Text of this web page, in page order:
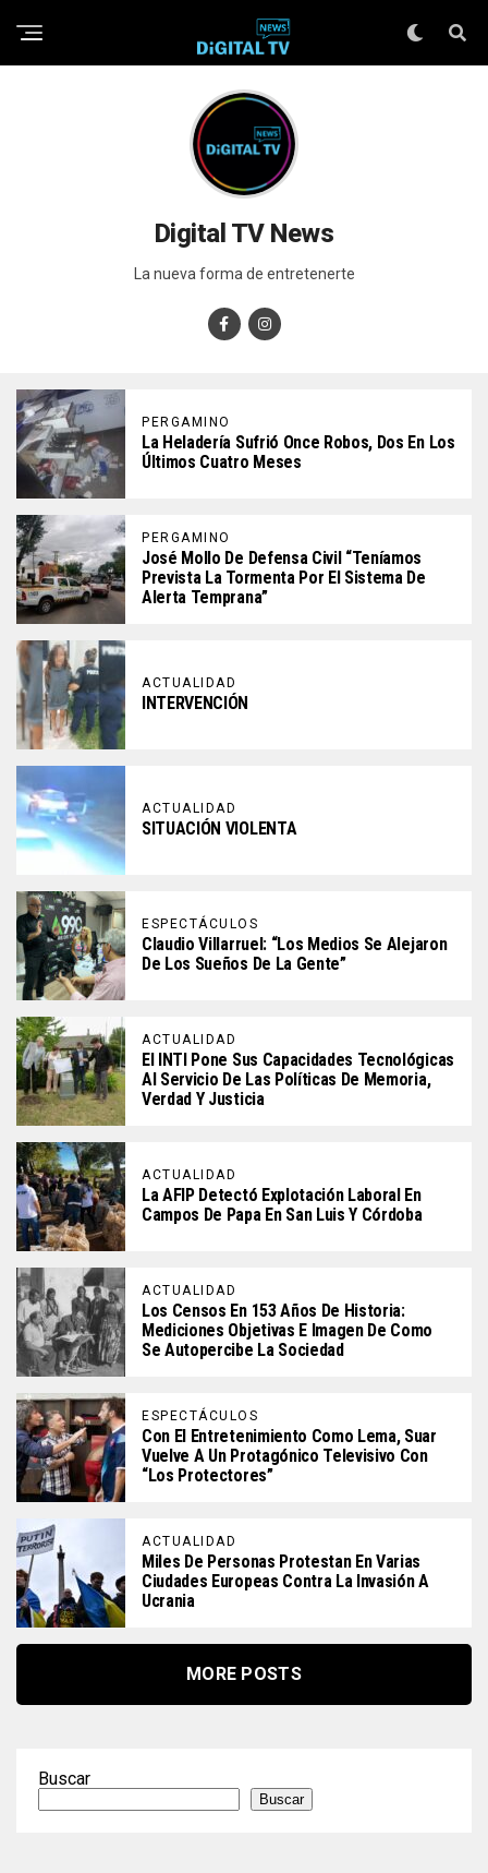
Digital TV News
La nueva forma de entretenerte
PERGAMINO
La Heladería Sufrió Once Robos, Dos En Los
Últimos Cuatro Meses
PERGAMINO
José Mollo De Defensa Civil “teníamos
Prevista La Tormenta Por El Sistema De
Alerta Temprana”
ACTUALIDAD
INTERVENCIÓN
ACTUALIDAD
SITUACIÓN VIOLENTA
ESPECTÁCULOS
Claudio Villarruel: “Los Medios Se Alejaron
De Los Sueños De La Gente”
ACTUALIDAD
El INTI Pone Sus Capacidades Tecnológicas
Al Servicio De Las Políticas De Memoria,
Verdad Y Justicia
ACTUALIDAD
La AFIP Detectó Explotación Laboral En
Campos De Papa En San Luis Y Córdoba
ACTUALIDAD
Los Censos En 153 Años De Historia:
Mediciones Objetivas E Imagen De Como
Se Autopercibe La Sociedad
ESPECTÁCULOS
Con El Entretenimiento Como Lema, Suar
Vuelve A Un Protagónico Televisivo Con
“Los Protectores”
ACTUALIDAD
Miles De Personas Protestan En Varias
Ciudades Europeas Contra La Invasión A
Ucrania
MORE POSTS
Buscar
Buscar